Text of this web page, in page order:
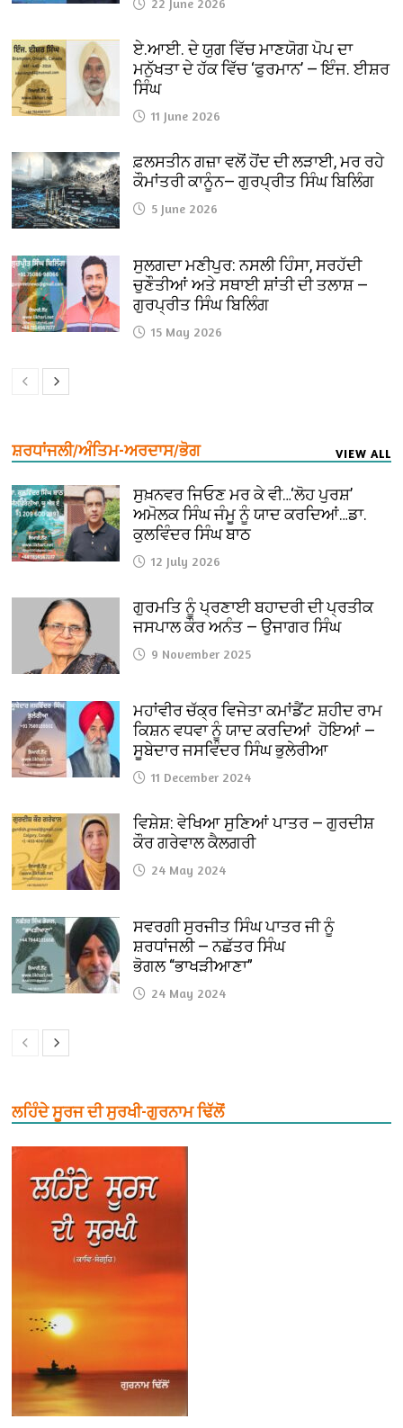
ਏ.ਆਈ. ਦੇ ਯੁਗ ਵਿੱਚ ਮਾਣਯੋਗ ਪੋਪ ਦਾ
ਮਨੁੱਖਤਾ ਦੇ ਹੱਕ ਵਿੱਚ ‘ਫੁਰਮਾਨ’ — ਇੰਜ. ਈਸ਼ਰ
ਸਿੰਘ
11 June 2026
ਫ਼ਲਸਤੀਨ ਗਜ਼ਾ ਵਲੋਂ ਹੋਂਦ ਦੀ ਲੜਾਈ, ਮਰ ਰਹੇ
ਕੌਮਾਂਤਰੀ ਕਾਨੂੰਨ— ਗੁਰਪ੍ਰੀਤ ਸਿੰਘ ਬਿਲਿੰਗ
5 June 2026
ਸੁਲਗਦਾ ਮਣੀਪੁਰ: ਨਸਲੀ ਹਿੰਸਾ, ਸਰਹੱਦੀ
ਚੁਣੌਤੀਆਂ ਅਤੇ ਸਥਾਈ ਸ਼ਾਂਤੀ ਦੀ ਤਲਾਸ਼ —
ਗੁਰਪ੍ਰੀਤ ਸਿੰਘ ਬਿਲਿੰਗ
15 May 2026
ਸ਼ਰਧਾਂਜਲੀ/ਅੰਤਿਮ-ਅਰਦਾਸ/ਭੋਗ VIEW ALL
ਸੁਖ਼ਨਵਰ ਜਿਓਣ ਮਰ ਕੇ ਵੀ…‘ਲੋਹ ਪੁਰਸ਼’
ਅਮੋਲਕ ਸਿੰਘ ਜੰਮੂ ਨੂੰ ਯਾਦ ਕਰਦਿਆਂ…ਡਾ.
ਕੁਲਵਿੰਦਰ ਸਿੰਘ ਬਾਠ
12 July 2026
ਗੁਰਮਤਿ ਨੂੰ ਪ੍ਰਣਾਈ ਬਹਾਦਰੀ ਦੀ ਪ੍ਰਤੀਕ
ਜਸਪਾਲ ਕੌਰ ਅਨੰਤ — ਉਜਾਗਰ ਸਿੰਘ
9 November 2025
ਮਹਾਂਵੀਰ ਚੱਕ੍ਰ ਵਿਜੇਤਾ ਕਮਾਂਡੈਂਟ ਸ਼ਹੀਦ ਰਾਮ
ਕਿਸ਼ਨ ਵਧਵਾ ਨੂੰ ਯਾਦ ਕਰਦਿਆਂ ਹੋਇਆਂ —
ਸੂਬੇਦਾਰ ਜਸਵਿੰਦਰ ਸਿੰਘ ਭੁਲੇਰੀਆ
11 December 2024
ਵਿਸ਼ੇਸ਼: ਵੇਖਿਆ ਸੁਣਿਆਂ ਪਾਤਰ — ਗੁਰਦੀਸ਼
ਕੌਰ ਗਰੇਵਾਲ ਕੈਲਗਰੀ
24 May 2024
ਸਵਰਗੀ ਸੁਰਜੀਤ ਸਿੰਘ ਪਾਤਰ ਜੀ ਨੂੰ
ਸ਼ਰਧਾਂਜਲੀ — ਨਛੱਤਰ ਸਿੰਘ
ਭੋਗਲ “ਭਾਖੜੀਆਣਾ”
24 May 2024
ਲਹਿੰਦੇ ਸੂਰਜ ਦੀ ਸੁਰਖੀ-ਗੁਰਨਾਮ ਢਿੱਲੋਂ